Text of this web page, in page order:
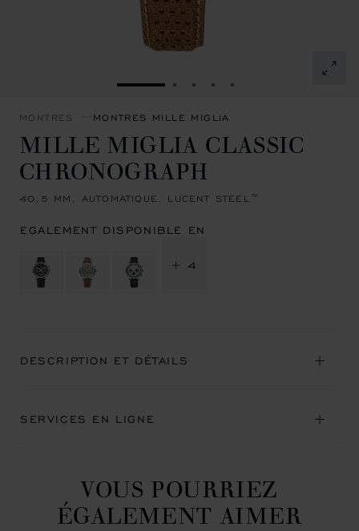
ALLER À LA DIAPOSITIVE 1
ALLER À LA DIAPOSITIVE 2
ALLER À LA
ALLER À LA
ALLER À LA
MONTRES MONTRES MILLE MIGLIA
MILLE MIGLIA CLASSIC
CHRONOGRAPH
40,5 MM, AUTOMATIQUE, LUCENT STEEL™
EGALEMENT DISPONIBLE EN
+ 4
DESCRIPTION ET DÉTAILS
SERVICES EN LIGNE
VOUS POURRIEZ
ÉGALEMENT AIMER